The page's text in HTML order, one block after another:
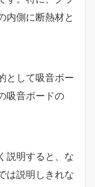
内側に断熱材と
として吸音ボー
吸音ボードの
説明すると、な
は説明しきれな